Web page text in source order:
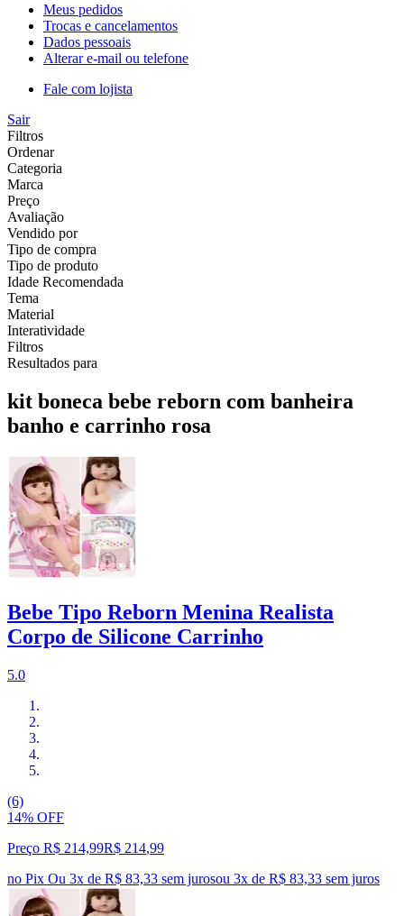
Meus pedidos
Trocas e cancelamentos
Dados pessoais
Alterar e-mail ou telefone
Fale com lojista
Sair
Filtros
Ordenar
Categoria
Marca
Preço
Avaliação
Vendido por
Tipo de compra
Tipo de produto
Idade Recomendada
Tema
Material
Interatividade
Filtros
Resultados para
kit boneca bebe reborn com banheira
banho e carrinho rosa
Bebe Tipo Reborn Menina Realista
Corpo de Silicone Carrinho
5.0
(6)
14% OFF
Preço R$ 214,99R$ 214,99
no Pix Ou 3x de R$ 83,33 sem jurosou 3x de R$ 83,33 sem juros